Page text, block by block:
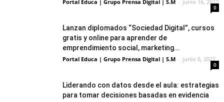
Portal Educa | Grupo Prensa Digital | S.M - junio 16, 2022
0
Lanzan diplomados “Sociedad Digital”, cursos
gratis y online para aprender de
emprendimiento social, marketing...
Portal Educa | Grupo Prensa Digital | S.M - junio 6, 2022
0
Liderando con datos desde el aula: estrategias
para tomar decisiones basadas en evidencia